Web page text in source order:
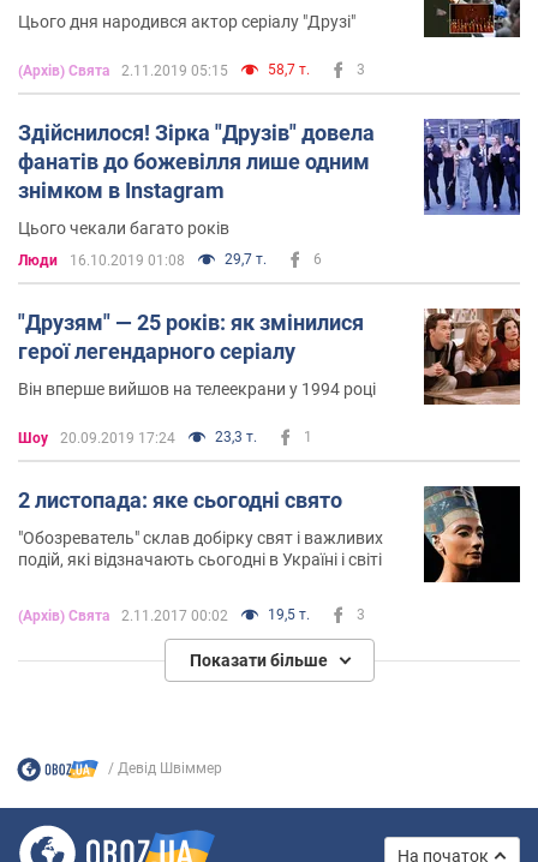
Цього дня народився актор серіалу "Друзі"
(Архів) Свята 2.11.2019 05:15 58,7 т. 3
Здійснилося! Зірка "Друзів" довела
фанатів до божевілля лише одним
знімком в Instagram
Цього чекали багато років
Люди 16.10.2019 01:08 29,7 т. 6
"Друзям" — 25 років: як змінилися
герої легендарного серіалу
Він вперше вийшов на телеекрани у 1994 році
Шоу 20.09.2019 17:24 23,3 т. 1
2 листопада: яке сьогодні свято
"Обозреватель" склав добірку свят і важливих
подій, які відзначають сьогодні в Україні і світі
(Архів) Свята 2.11.2017 00:02 19,5 т. 3
Показати більше
Девід Швіммер
На початок